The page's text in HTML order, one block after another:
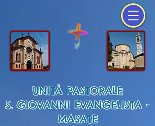
UNITÀ PASTORALE
S. GIOVANNI EVANGELISTA -
MASATE